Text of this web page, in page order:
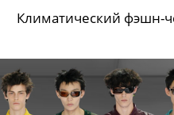
Климатический фэшн-